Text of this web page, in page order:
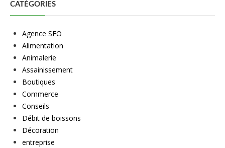
CATÉGORIES
Agence SEO
Alimentation
Animalerie
Assainissement
Boutiques
Commerce
Conseils
Débit de boissons
Décoration
entreprise